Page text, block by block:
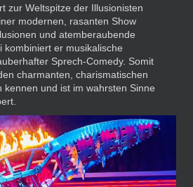
zur Weltspitze der Illusionisten
modernen, rasanten Show
und atemberaubende
kombiniert er musikalische
Sprech-Comedy. Somit
charmanten, charismatischen
kennen und ist im wahrsten Sinne